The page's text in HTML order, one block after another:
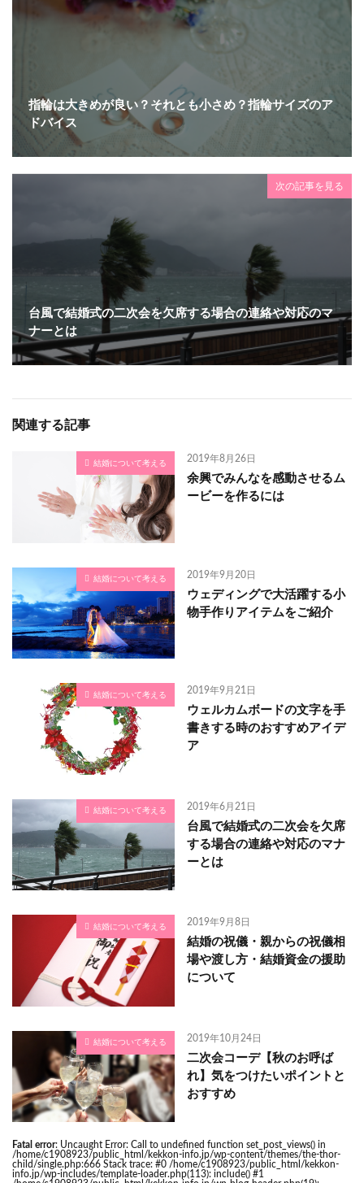
指輪は大きめが良い？それとも小さめ？指輪サイズのア
ドバイス
次の記事を見る
台風で結婚式の二次会を欠席する場合の連絡や対応のマ
ナーとは
関連する記事
結婚について考える 2019年8月26日
余興でみんなを感動させるム
ービーを作るには
結婚について考える 2019年9月20日
ウェディングで大活躍する小
物手作りアイテムをご紹介
結婚について考える 2019年9月21日
ウェルカムボードの文字を手
書きする時のおすすめアイデ
ア
結婚について考える 2019年6月21日
台風で結婚式の二次会を欠席
する場合の連絡や対応のマナ
ーとは
結婚について考える 2019年9月8日
結婚の祝儀・親からの祝儀相
場や渡し方・結婚資金の援助
について
結婚について考える 2019年10月24日
二次会コーデ【秋のお呼ば
れ】気をつけたいポイントと
おすすめ
Fatal error: Uncaught Error: Call to undefined function set_post_views() in
/home/c1908923/public_html/kekkon-info.jp/wp-content/themes/the-thor-
child/single.php:666 Stack trace: #0 /home/c1908923/public_html/kekkon-
info.jp/wp-includes/template-loader.php(113): include() #1